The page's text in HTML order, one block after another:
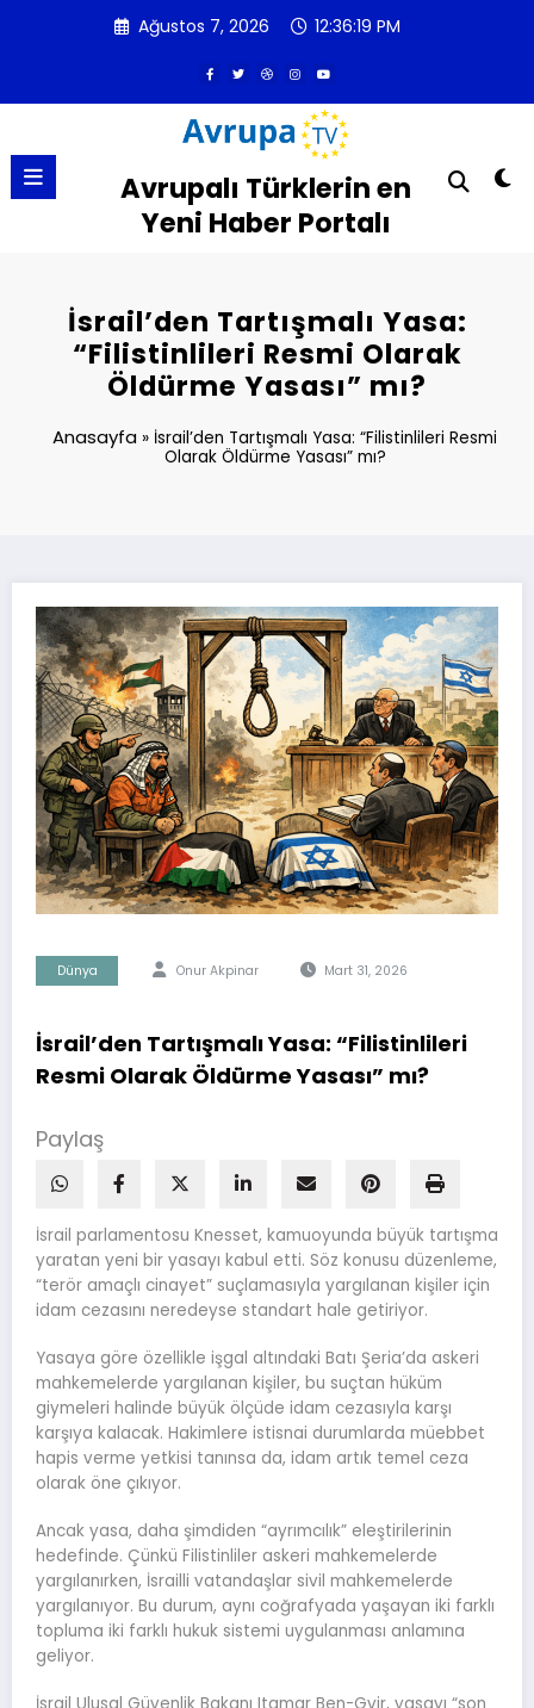
Ağustos 7, 2026 12:36:20 PM
Avrupalı Türklerin en
Yeni Haber Portalı
İsrail’den Tartışmalı Yasa:
“Filistinlileri Resmi Olarak
Öldürme Yasası” mı?
Anasayfa » İsrail’den Tartışmalı Yasa: “Filistinlileri Resmi
Olarak Öldürme Yasası” mı?
Dünya Onur Akpinar Mart 31, 2026
İsrail’den Tartışmalı Yasa: “Filistinlileri
Resmi Olarak Öldürme Yasası” mı?
Paylaş
İsrail parlamentosu Knesset, kamuoyunda büyük tartışma
yaratan yeni bir yasayı kabul etti. Söz konusu düzenleme,
“terör amaçlı cinayet” suçlamasıyla yargılanan kişiler için
idam cezasını neredeyse standart hale getiriyor.
Yasaya göre özellikle işgal altındaki Batı Şeria’da askeri
mahkemelerde yargılanan kişiler, bu suçtan hüküm
giymeleri halinde büyük ölçüde idam cezasıyla karşı
karşıya kalacak. Hakimlere istisnai durumlarda müebbet
hapis verme yetkisi tanınsa da, idam artık temel ceza
olarak öne çıkıyor.
Ancak yasa, daha şimdiden “ayrımcılık” eleştirilerinin
hedefinde. Çünkü Filistinliler askeri mahkemelerde
yargılanırken, İsrailli vatandaşlar sivil mahkemelerde
yargılanıyor. Bu durum, aynı coğrafyada yaşayan iki farklı
topluma iki farklı hukuk sistemi uygulanması anlamına
geliyor.